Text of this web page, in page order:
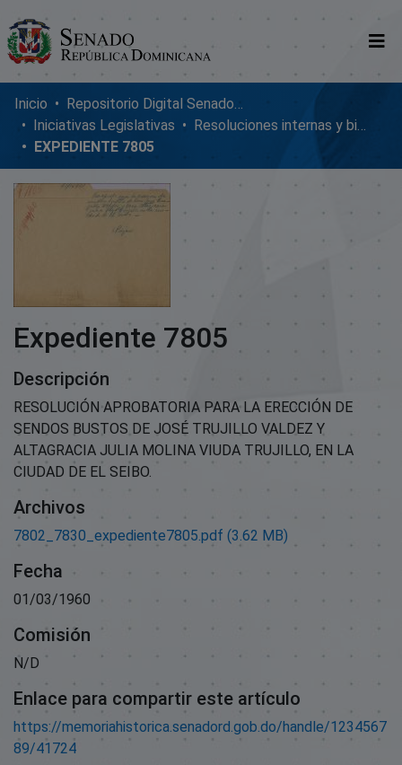
Comunidades
Glosario
Nosotros
Inicio
Repositorio Digital SenadoRD
Iniciativas Legislativas
Resoluciones internas y bicamerales
EXPEDIENTE 7805
Expediente 7805
Descripción
RESOLUCIÓN APROBATORIA PARA LA ERECCIÓN DE
SENDOS BUSTOS DE JOSÉ TRUJILLO VALDEZ Y
ALTAGRACIA JULIA MOLINA VIUDA TRUJILLO, EN LA
CIUDAD DE EL SEIBO.
Archivos
7802_7830_expediente7805.pdf (3.62 MB)
Fecha
01/03/1960
Comisión
N/D
Enlace para compartir este artículo
https://memoriahistorica.senadord.gob.do/handle/1234567
89/41724